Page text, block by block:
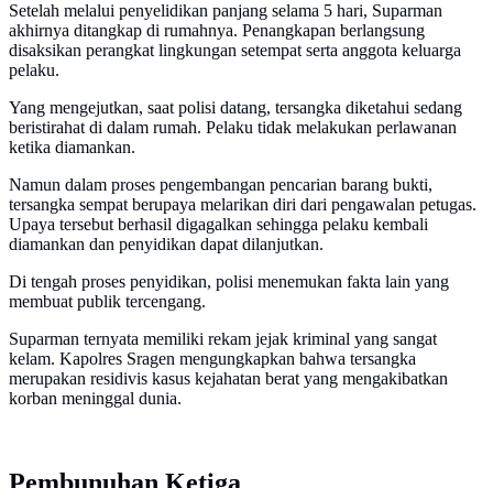
Setelah melalui penyelidikan panjang selama 5 hari, Suparman
akhirnya ditangkap di rumahnya. Penangkapan berlangsung
disaksikan perangkat lingkungan setempat serta anggota keluarga
pelaku.
Yang mengejutkan, saat polisi datang, tersangka diketahui sedang
beristirahat di dalam rumah. Pelaku tidak melakukan perlawanan
ketika diamankan.
Namun dalam proses pengembangan pencarian barang bukti,
tersangka sempat berupaya melarikan diri dari pengawalan petugas.
Upaya tersebut berhasil digagalkan sehingga pelaku kembali
diamankan dan penyidikan dapat dilanjutkan.
Di tengah proses penyidikan, polisi menemukan fakta lain yang
membuat publik tercengang.
Suparman ternyata memiliki rekam jejak kriminal yang sangat
kelam. Kapolres Sragen mengungkapkan bahwa tersangka
merupakan residivis kasus kejahatan berat yang mengakibatkan
korban meninggal dunia.